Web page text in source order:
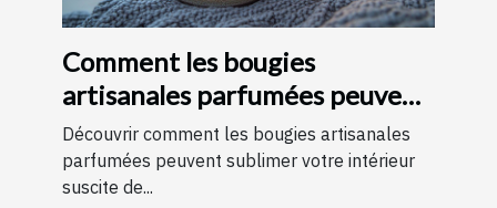
Comment les bougies
artisanales parfumées peuvent
améliorer votre intérieur
Découvrir comment les bougies artisanales
parfumées peuvent sublimer votre intérieur
suscite de...